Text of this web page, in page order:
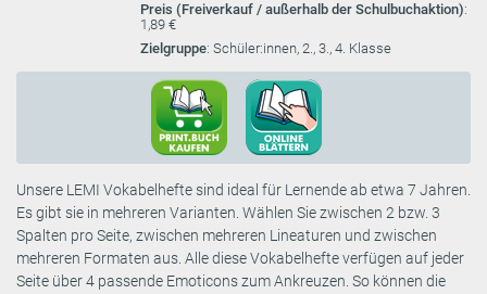
Preis (Freiverkauf / außerhalb der Schulbuchaktion):
1,89 €
Zielgruppe: Schüler:innen, 2., 3., 4. Klasse
Unsere LEMI Vokabelhefte sind ideal für Lernende ab etwa 7 Jahren.
Es gibt sie in mehreren Varianten. Wählen Sie zwischen 2 bzw. 3
Spalten pro Seite, zwischen mehreren Lineaturen und zwischen
mehreren Formaten aus. Alle diese Vokabelhefte verfügen auf jeder
Seite über 4 passende Emoticons zum Ankreuzen. So können die